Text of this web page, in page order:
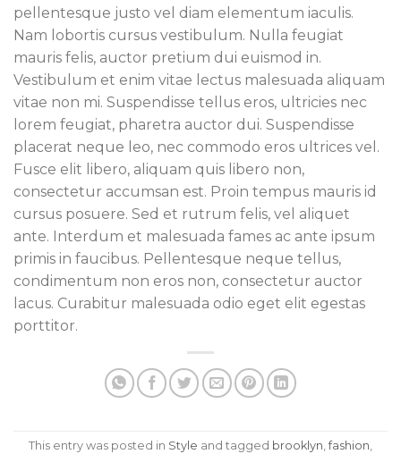
pellentesque justo vel diam elementum iaculis.
Nam lobortis cursus vestibulum. Nulla feugiat
mauris felis, auctor pretium dui euismod in.
Vestibulum et enim vitae lectus malesuada aliquam
vitae non mi. Suspendisse tellus eros, ultricies nec
lorem feugiat, pharetra auctor dui. Suspendisse
placerat neque leo, nec commodo eros ultrices vel.
Fusce elit libero, aliquam quis libero non,
consectetur accumsan est. Proin tempus mauris id
cursus posuere. Sed et rutrum felis, vel aliquet
ante. Interdum et malesuada fames ac ante ipsum
primis in faucibus. Pellentesque neque tellus,
condimentum non eros non, consectetur auctor
lacus. Curabitur malesuada odio eget elit egestas
porttitor.
This entry was posted in Style and tagged brooklyn, fashion,